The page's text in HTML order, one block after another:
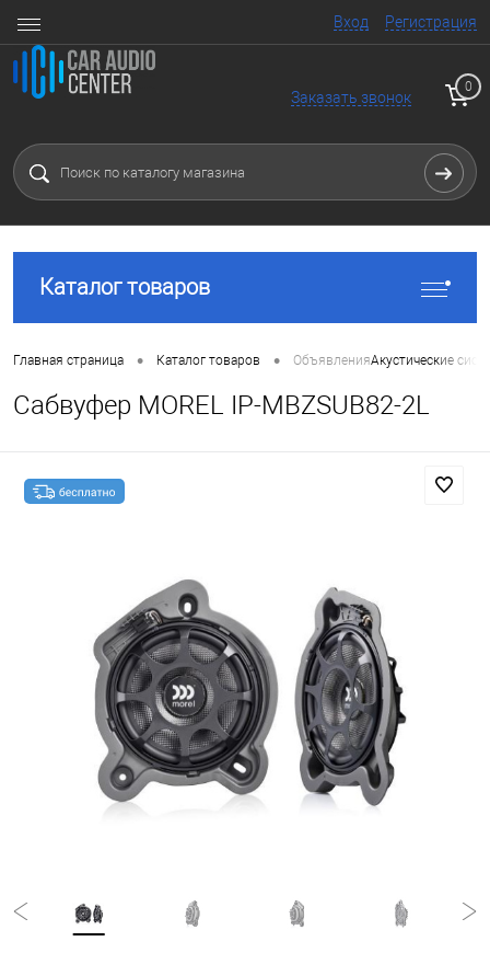
Вход Регистрация
Заказать звонок
0
Каталог товаров
Главная страница • Каталог товаров • ОбъявленияАкустические
Сабвуфер MOREL IP-MBZSUB82-2L